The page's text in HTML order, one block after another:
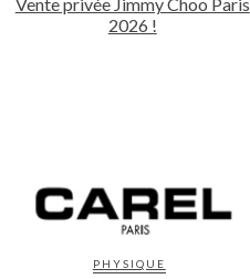
2026 !
PHYSIQUE